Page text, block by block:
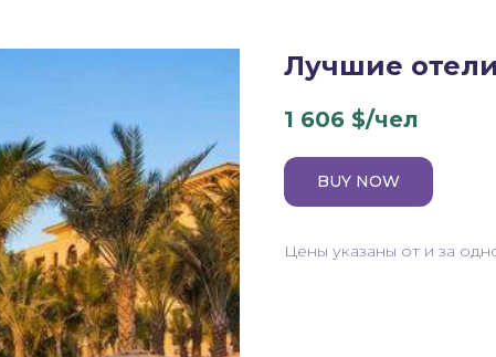
Лучшие
1 606 $/чел
BUY NOW
Цены указаны от и за